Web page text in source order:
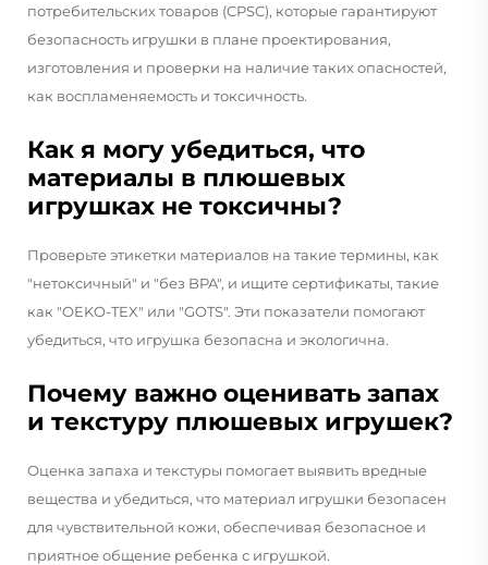
потребительских товаров (CPSC), которые гарантируют
безопасность игрушки в плане проектирования,
изготовления и проверки на наличие таких опасностей,
как воспламеняемость и токсичность.
Как я могу убедиться, что
материалы в плюшевых
игрушках не токсичны?
Проверьте этикетки материалов на такие термины, как
"нетоксичный" и "без BPA", и ищите сертификаты, такие
как "OEKO-TEX" или "GOTS". Эти показатели помогают
убедиться, что игрушка безопасна и экологична.
Почему важно оценивать запах
и текстуру плюшевых игрушек?
Оценка запаха и текстуры помогает выявить вредные
вещества и убедиться, что материал игрушки безопасен
для чувствительной кожи, обеспечивая безопасное и
приятное общение ребенка с игрушкой.